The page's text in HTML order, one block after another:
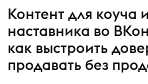
Контент для коуча и
наставника во
как выстроить
продавать без